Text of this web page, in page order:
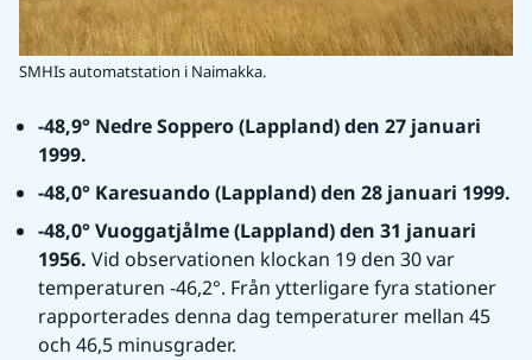
SMHIs automatstation i Naimakka.
-48,9° Nedre Soppero (Lappland) den 27 januari
1999.
-48,0° Karesuando (Lappland) den 28 januari 1999.
-48,0° Vuoggatjålme (Lappland) den 31 januari
1956. Vid observationen klockan 19 den 30 var
temperaturen -46,2°. Från ytterligare fyra stationer
rapporterades denna dag temperaturer mellan 45
och 46,5 minusgrader.